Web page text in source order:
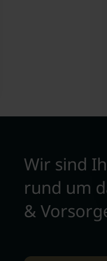
Wir sind
rund um
&